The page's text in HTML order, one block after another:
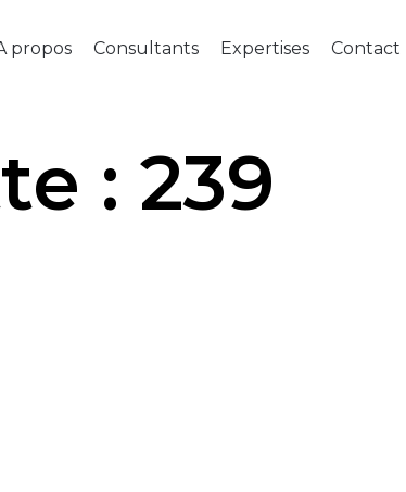
propos Consultants Expertises Contact
: 239